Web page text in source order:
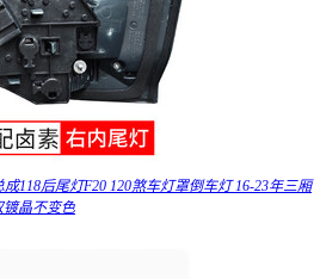
118后尾灯F20 120煞车灯罩倒车灯 16-23年三厢
镀晶不变色